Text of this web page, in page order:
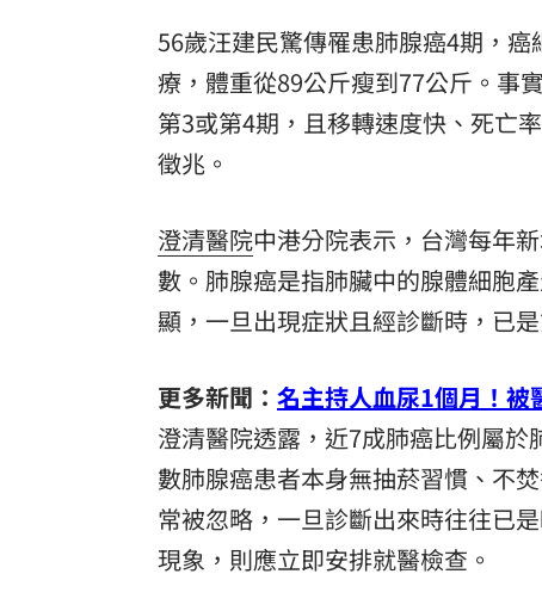
「拍片人的多重宇宙」職涯論壇9/12登
8國球員齊聚高雄 Formosa 7s掀足球熱
理想混蛋號召粉絲跨海追星吃美食！
56歲汪建民驚傳罹患肺腺癌4期，
療，體重從89公斤瘦到77公斤。事
第3或第4期，且移轉速度快、死亡
徵兆。
澄清醫院中港分院表示，台灣每年
數。肺腺癌是指肺臟中的腺體細胞
顯，一旦出現症狀且經診斷時，已
更多新聞： 名主持人血尿1個月！
澄清醫院透露，近7成肺癌比例屬
數肺腺癌患者本身無抽菸習慣、不
常被忽略，一旦診斷出來時往往已
現象，則應立即安排就醫檢查。